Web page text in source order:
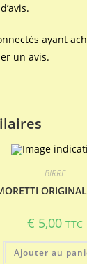
ayant
un avis.
BIRRE
€ 5,00 TTC
Ajouter au